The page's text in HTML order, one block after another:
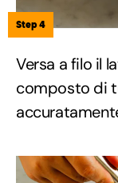
Step 4
Versa a filo il
composto di